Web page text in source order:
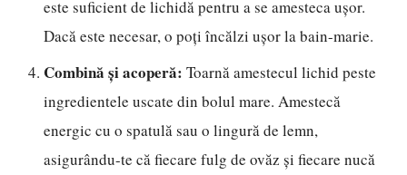
este suficient de lichidă pentru a se amesteca ușor.
Dacă este necesar, o poți încălzi ușor la bain-marie.
Combină și acoperă: Toarnă amestecul lichid peste
ingredientele uscate din bolul mare. Amestecă
energic cu o spatulă sau o lingură de lemn,
asigurându-te că fiecare fulg de ovăz și fiecare nucă